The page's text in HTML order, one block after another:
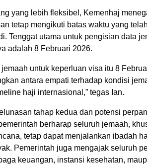
yang lebih fleksibel, Kemenhaj
tetap mengikuti batas waktu yang
Tenggat utama untuk pengisian data
adalah 8 Februari 2026.
untuk keperluan visa itu 8
antara empati terhadap kondisi
haji internasional,” tegas Ian.
tahap kedua dan potensi
berharap seluruh jemaah,
tetap dapat menjalankan ibadah
Pemerintah juga mengajak seluruh
keuangan, instansi kesehatan,